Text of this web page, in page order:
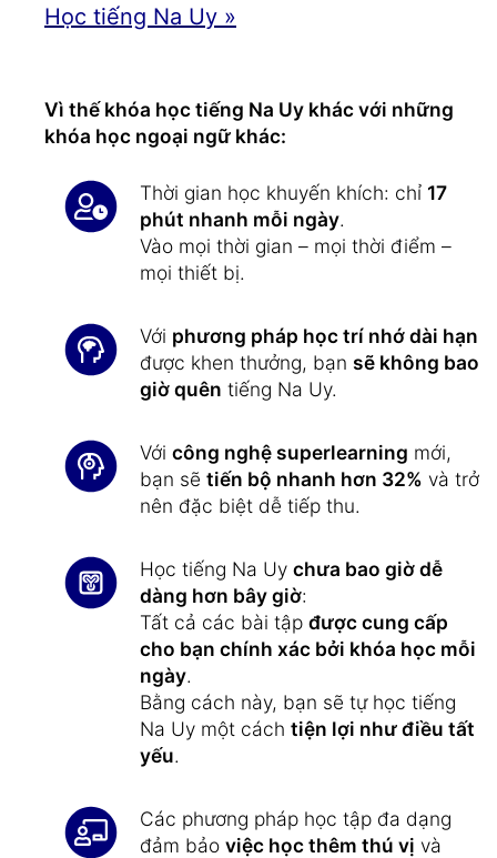
Học tiếng Na Uy »
Vì thế khóa học tiếng Na Uy khác với những
khóa học ngoại ngữ khác:
Thời gian học khuyến khích: chỉ 17
phút nhanh mỗi ngày.
Vào mọi thời gian – mọi thời điểm –
mọi thiết bị.
Với phương pháp học trí nhớ dài hạn
được khen thưởng, bạn sẽ không bao
giờ quên tiếng Na Uy.
Với công nghệ superlearning mới,
bạn sẽ tiến bộ nhanh hơn 32% và trở
nên đặc biệt dễ tiếp thu.
Học tiếng Na Uy chưa bao giờ dễ
dàng hơn bây giờ:
Tất cả các bài tập được cung cấp
cho bạn chính xác bởi khóa học mỗi
ngày.
Bằng cách này, bạn sẽ tự học tiếng
Na Uy một cách tiện lợi như điều tất
yếu.
Các phương pháp học tập đa dạng
đảm bảo việc học thêm thú vị và